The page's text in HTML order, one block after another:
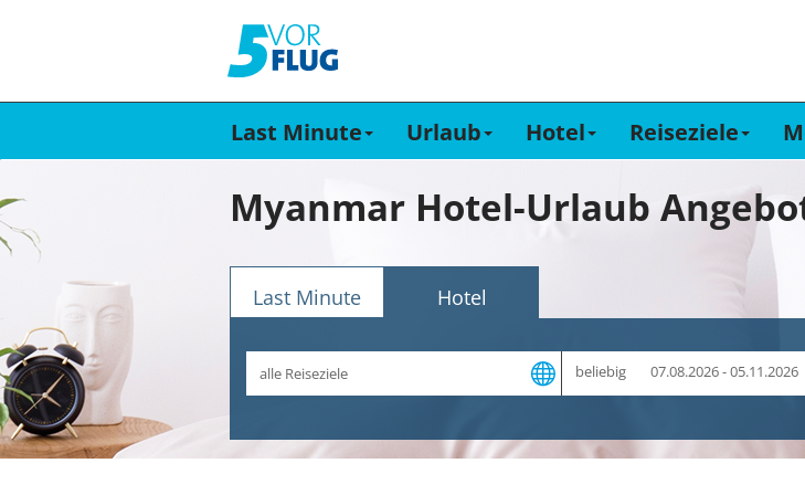
Last Minute Urlaub Hotel Reiseziele
Myanmar Hotel-Urlaub
Last Minute Hotel
Zeitraum
beliebig 07.08.2026 - 05.11.2026